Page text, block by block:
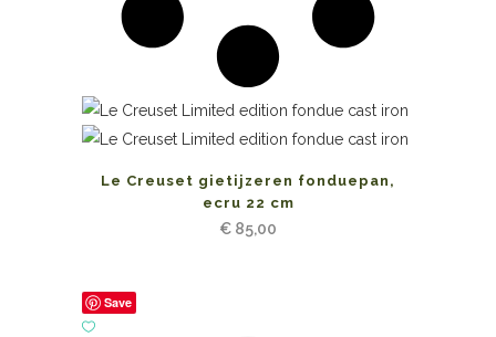
Le Creuset gietijzeren fonduepan,
ecru 22 cm
€ 85,00
Save